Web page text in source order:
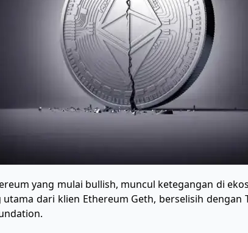
yang mulai bullish, muncul ketegangan di
dari klien Ethereum Geth, berselisih dengan